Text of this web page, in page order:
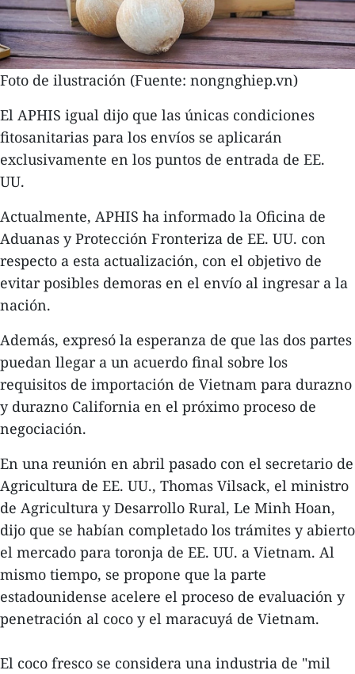
Foto de ilustración (Fuente: nongnghiep.vn)
El APHIS igual dijo que las únicas condiciones
fitosanitarias para los envíos se aplicarán
exclusivamente en los puntos de entrada de EE.
UU.
Actualmente, APHIS ha informado la Oficina de
Aduanas y Protección Fronteriza de EE. UU. con
respecto a esta actualización, con el objetivo de
evitar posibles demoras en el envío al ingresar a la
nación.
Además, expresó la esperanza de que las dos partes
puedan llegar a un acuerdo final sobre los
requisitos de importación de Vietnam para durazno
y durazno California en el próximo proceso de
negociación.
En una reunión en abril pasado con el secretario de
Agricultura de EE. UU., Thomas Vilsack, el ministro
de Agricultura y Desarrollo Rural, Le Minh Hoan,
dijo que se habían completado los trámites y abierto
el mercado para toronja de EE. UU. a Vietnam. Al
mismo tiempo, se propone que la parte
estadounidense acelere el proceso de evaluación y
penetración al coco y el maracuyá de Vietnam.
El coco fresco se considera una industria de "mil